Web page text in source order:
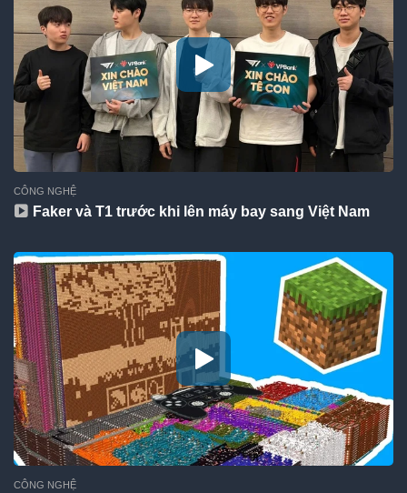
CÔNG NGHỆ
Faker và T1 trước khi lên máy bay sang Việt Nam
CÔNG NGHỆ